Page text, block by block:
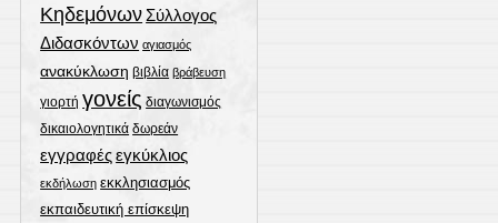
Κηδεμόνων Σύλλογος
Διδασκόντων αγιασμός
ανακύκλωση βιβλία βράβευση
γιορτή γονείς διαγωνισμός
δικαιολογητικά δωρεάν
εγγραφέςεγκύκλιος
εκδήλωση εκκλησιασμός
εκπαιδευτική επίσκεψη